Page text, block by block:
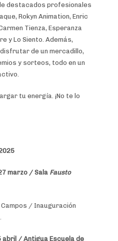
destacados profesionales
Rokyn Animation, Enric
Tienza, Esperanza
y Lo Siento. Además,
de un mercadillo,
y sorteos, todo en un
tu energía. ¡No te lo
marzo / Sala Fausto
Campos / Inauguración
abril / Antigua Escuela de